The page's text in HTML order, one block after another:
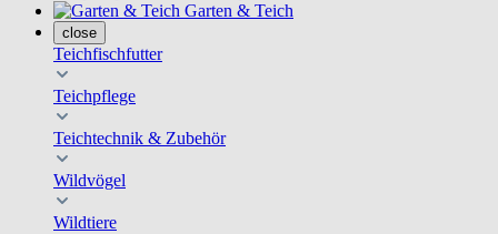
Garten & Teich
close
Teichfischfutter
Teichpflege
Teichtechnik & Zubehör
Wildvögel
Wildtiere